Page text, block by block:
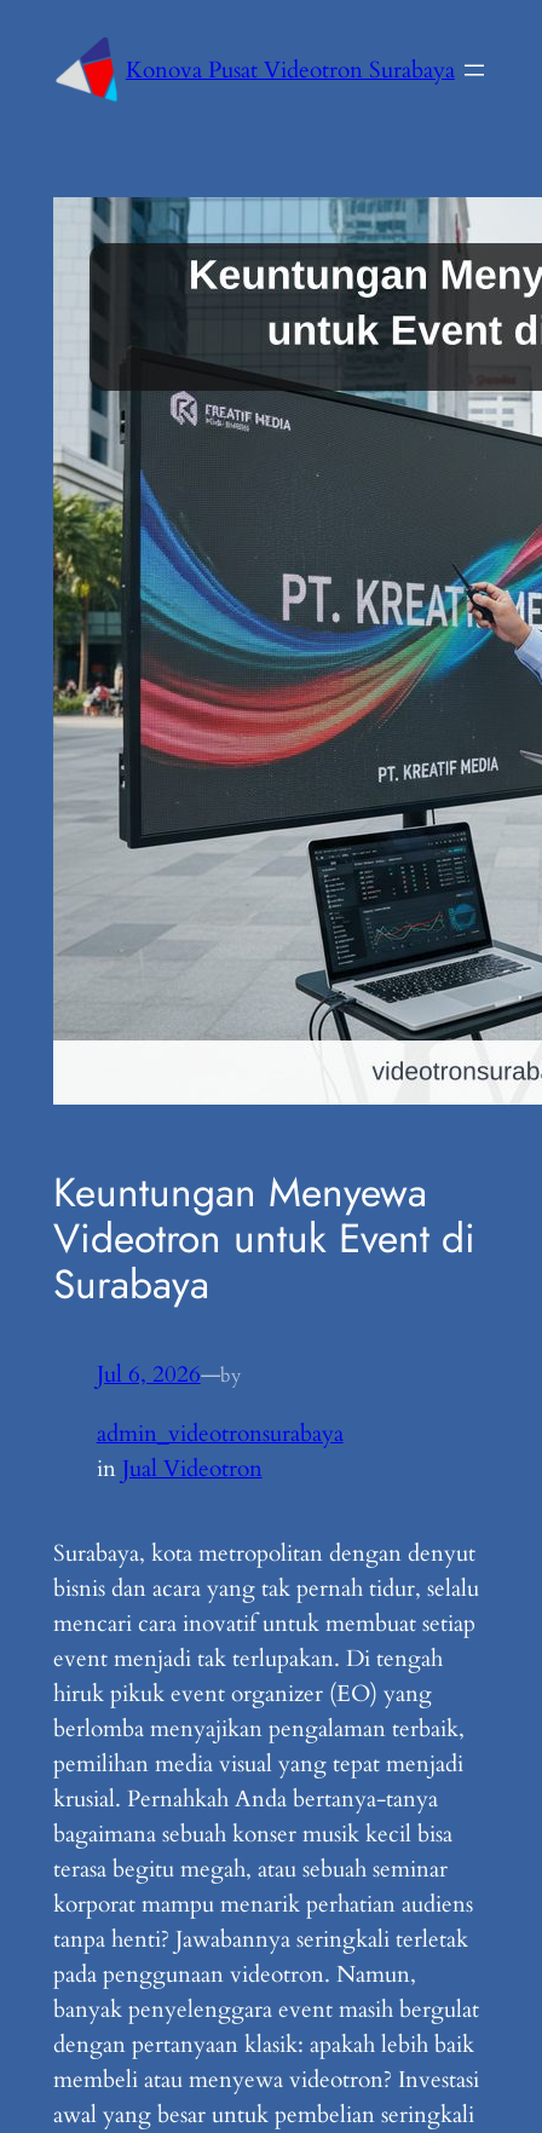
Konova Pusat Videotron Surabaya
Keuntungan Menyewa
Videotron untuk Event di
Surabaya
Jul 6, 2026—by
admin_videotronsurabaya
in Jual Videotron
Surabaya, kota metropolitan dengan denyut
bisnis dan acara yang tak pernah tidur, selalu
mencari cara inovatif untuk membuat setiap
event menjadi tak terlupakan. Di tengah
hiruk pikuk event organizer (EO) yang
berlomba menyajikan pengalaman terbaik,
pemilihan media visual yang tepat menjadi
krusial. Pernahkah Anda bertanya-tanya
bagaimana sebuah konser musik kecil bisa
terasa begitu megah, atau sebuah seminar
korporat mampu menarik perhatian audiens
tanpa henti? Jawabannya seringkali terletak
pada penggunaan videotron. Namun,
banyak penyelenggara event masih bergulat
dengan pertanyaan klasik: apakah lebih baik
membeli atau menyewa videotron? Investasi
awal yang besar untuk pembelian seringkali